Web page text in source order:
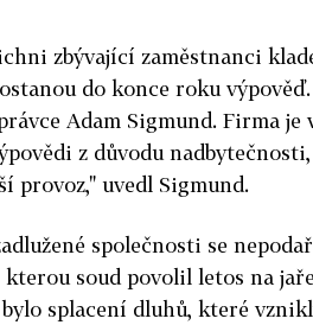
zbývající zaměstnanci
do konce roku
Adam Sigmund. Firma
z důvodu
provoz," uvedl Sigmund.
společnosti se
kterou soud povolil letos na
splacení dluhů, které